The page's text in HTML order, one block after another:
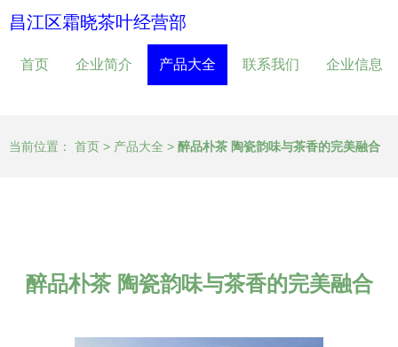
昌江区霜晓茶叶经营部
首页 企业简介 产品大全 联系我们 企业信息
当前位置： 首页 > 产品大全 > 醉品朴茶 陶瓷韵味与茶香的完美融合
醉品朴茶 陶瓷韵味与茶香的完美融合